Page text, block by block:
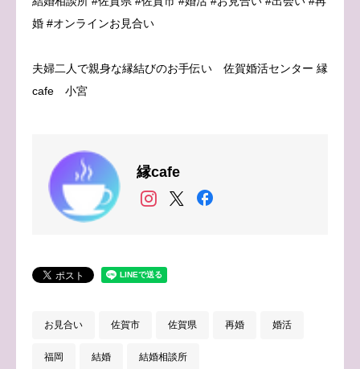
婚 #オンラインお見合い
夫婦二人で親身な縁結びのお手伝い 佐賀婚活センター 縁
cafe 小宮
縁cafe
お見合い 佐賀市 佐賀県 再婚 婚活
福岡 結婚 結婚相談所